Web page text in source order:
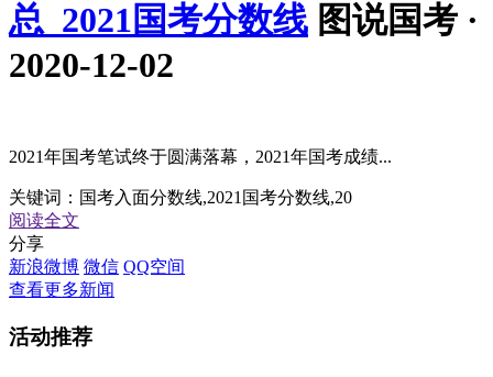
总_2021国考分数线 图说国考 ·
2020-12-02
2021年国考笔试终于圆满落幕，2021年国考成绩...
关键词： 国考入面分数线,2021国考分数线,20
阅读全文
分享
新浪微博 微信 QQ空间
查看更多新闻
活动推荐